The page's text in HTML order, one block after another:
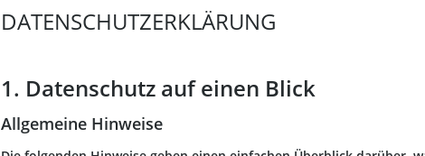
DATENSCHUTZERKLÄRUNG
1. Datenschutz auf einen Blick
Allgemeine Hinweise